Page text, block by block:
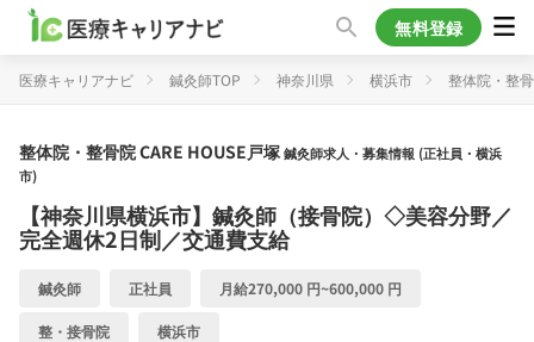
無料登録
医療キャリアナビ 鍼灸師TOP 神奈川県 横浜市 整体院・整
整体院・整骨院 CARE HOUSE戸塚鍼灸師求人・募集情報 (正社員・横浜
市)
【神奈川県横浜市】鍼灸師（接骨院）◇美容分野／
完全週休2日制／交通費支給
鍼灸師 正社員 月給270,000 円~600,000 円
整・接骨院 横浜市